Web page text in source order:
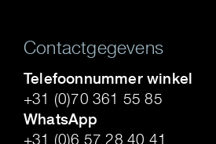
Contactgegevens
Telefoonnummer winkel
+31 (0)70 361 55 85
WhatsApp
+31 (0)6 57 28 40 41